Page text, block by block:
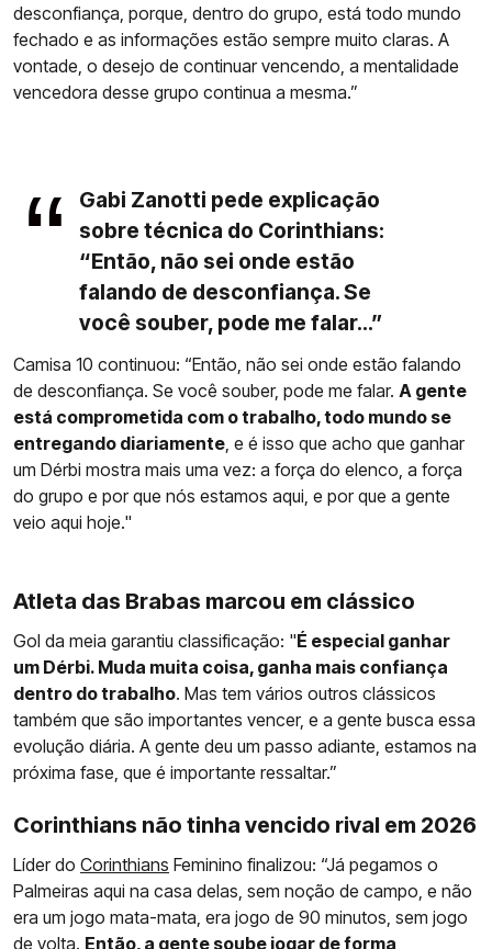
desconfiança, porque, dentro do grupo, está todo mundo
fechado e as informações estão sempre muito claras. A
vontade, o desejo de continuar vencendo, a mentalidade
vencedora desse grupo continua a mesma.”
Gabi Zanotti pede explicação
sobre técnica do Corinthians:
“Então, não sei onde estão
falando de desconfiança. Se
você souber, pode me falar...”
Camisa 10 continuou: “Então, não sei onde estão falando
de desconfiança. Se você souber, pode me falar. A gente
está comprometida com o trabalho, todo mundo se
entregando diariamente, e é isso que acho que ganhar
um Dérbi mostra mais uma vez: a força do elenco, a força
do grupo e por que nós estamos aqui, e por que a gente
veio aqui hoje."
Atleta das Brabas marcou em clássico
Gol da meia garantiu classificação: "É especial ganhar
um Dérbi. Muda muita coisa, ganha mais confiança
dentro do trabalho. Mas tem vários outros clássicos
também que são importantes vencer, e a gente busca essa
evolução diária. A gente deu um passo adiante, estamos na
próxima fase, que é importante ressaltar.”
Corinthians não tinha vencido rival em 2026
Líder do Corinthians Feminino finalizou: “Já pegamos o
Palmeiras aqui na casa delas, sem noção de campo, e não
era um jogo mata-mata, era jogo de 90 minutos, sem jogo
de volta. Então, a gente soube jogar de forma